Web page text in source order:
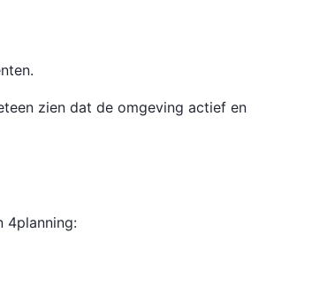
zien dat de omgeving actief en
4planning: